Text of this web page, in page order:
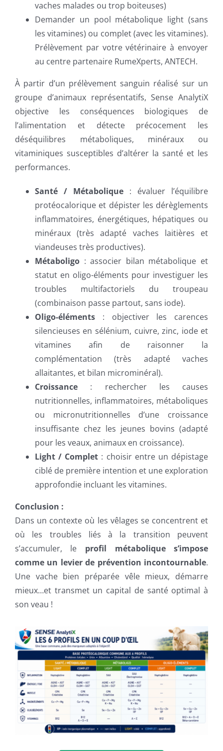
vaches malades ou trop boiteuses)
Demander un pool métabolique light (sans
les vitamines) ou complet (avec les vitamines).
Prélèvement par votre vétérinaire à envoyer
au centre partenaire RumeXperts, ANTECH.
À partir d’un prélèvement sanguin réalisé sur un
groupe d’animaux représentatifs, Sense AnalytiX
objective les conséquences biologiques de
l’alimentation et détecte précocement les
déséquilibres métaboliques, minéraux ou
vitaminiques susceptibles d’altérer la santé et les
performances.
Santé / Métabolique : évaluer l’équilibre
protéocalorique et dépister les dérèglements
inflammatoires, énergétiques, hépatiques ou
minéraux (très adapté vaches laitières et
viandeuses très productives).
Métaboligo: associer bilan métabolique et
statut en oligo-éléments pour investiguer les
troubles multifactoriels du troupeau
(combinaison passe partout, sans iode).
Oligo-éléments: objectiver les carences
silencieuses en sélénium, cuivre, zinc, iode et
vitamines afin de raisonner la
complémentation (très adapté vaches
allaitantes, et bilan microminéral).
Croissance: rechercher les causes
nutritionnelles, inflammatoires, métaboliques
ou micronutritionnelles d’une croissance
insuffisante chez les jeunes bovins (adapté
pour les veaux, animaux en croissance).
Light / Complet : choisir entre un dépistage
ciblé de première intention et une exploration
approfondie incluant les vitamines.
Conclusion :
Dans un contexte où les vêlages se concentrent et
où les troubles liés à la transition peuvent
s’accumuler, le profil métabolique s’impose
comme un levier de prévention incontournable.
Une vache bien préparée vêle mieux, démarre
mieux…et transmet un capital de santé optimal à
son veau !